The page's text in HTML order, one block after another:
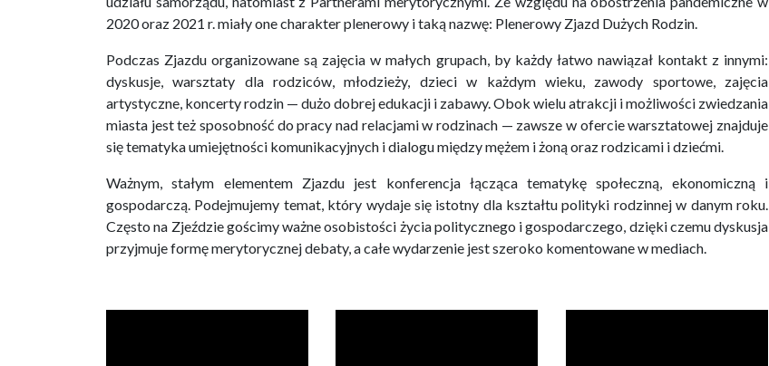
2020 oraz 2021 r. miały one charakter plenerowy i taką nazwę: Plenerowy Zjazd Dużych Rodzin.
Podczas Zjazdu organizowane są zajęcia w małych grupach, by każdy łatwo nawiązał kontakt z innymi:
dyskusje, warsztaty dla rodziców, młodzieży, dzieci w każdym wieku, zawody sportowe, zajęcia
artystyczne, koncerty rodzin — dużo dobrej edukacji i zabawy. Obok wielu atrakcji i możliwości zwiedzania
miasta jest też sposobność do pracy nad relacjami w rodzinach — zawsze w ofercie warsztatowej znajduje
się tematyka umiejętności komunikacyjnych i dialogu między mężem i żoną oraz rodzicami i dziećmi.
Ważnym, stałym elementem Zjazdu jest konferencja łącząca tematykę społeczną, ekonomiczną i
gospodarczą. Podejmujemy temat, który wydaje się istotny dla kształtu polityki rodzinnej w danym roku.
Często na Zjeździe gościmy ważne osobistości życia politycznego i gospodarczego, dzięki czemu dyskusja
przyjmuje formę merytorycznej debaty, a całe wydarzenie jest szeroko komentowane w mediach.